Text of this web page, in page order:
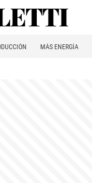
MÁS ENERGÍA